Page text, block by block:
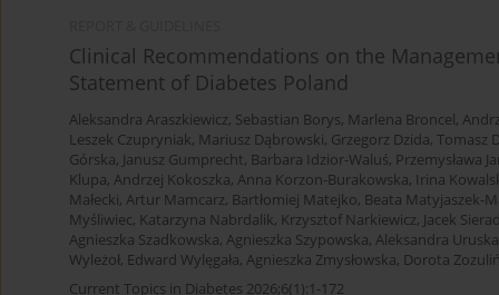
Clinical Recommendations on the
Statement of Diabetes Poland
Aleksandra Araszkiewicz, Sebastian Borys, Marlena Broncel,
Leszek Czupryniak, Mariusz Dąbrowski, Grzegorz Dzida, Tomasz
Górska, Janusz Gumprecht, Barbara Idzior-Waluś, Przemysława
Klupa, Andrzej Kokoszka, Anna Korzon-Burakowska, Irina
Małecki, Artur Mamcarz, Bartłomiej Matejko, Beata Matyjaszek-
Myśliwiec, Katarzyna Nabrdalik, Krzysztof Narkiewicz, Jacek
Agnieszka Szadkowska, Agnieszka Szypowska, Aleksandra Uruska
Wyleżoł, Edward Wylęgała, Agnieszka Zmysłowska, Dorota
Current Topics in Diabetes 2026;6(1):1-172